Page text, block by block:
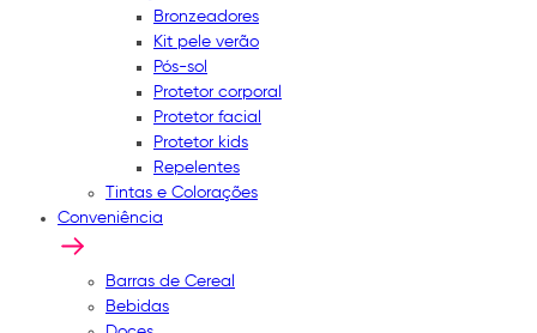
Bronzeadores
Kit pele verão
Pós-sol
Protetor corporal
Protetor facial
Protetor kids
Repelentes
Tintas e Colorações
Conveniência
Barras de Cereal
Bebidas